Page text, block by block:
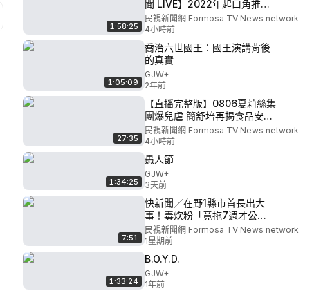
1:58:25
聞 LIVE】2022年起口角推倒
義交奪命 工人遭一審重判10
年4個月／超車糾紛爆衝突 68
歲男持刀理論反遭打趴／苗通
霄男騎車外出失聯16天 自摔
草叢堆成腐屍
民視新聞網 Formosa TV News network
4小時前
1:05:09
喬治六世國王：國王演講背後
的真實
GJW+
2年前
27:35
【直播完整版】0806夏莉絲集
團爆兒虐 簡舒培再揭食品安全
問題｜民視快新聞｜
民視新聞網 Formosa TV News network
4小時前
1:34:25
愚人節
GJW+
3天前
7:51
快新聞／在野1縣市首長出大
事！毒炊粉「竟拖7週才公
布」 綠營戰將嗆下台－民視
新聞
民視新聞網 Formosa TV News network
1星期前
1:33:24
B.O.Y.D.
GJW+
1年前